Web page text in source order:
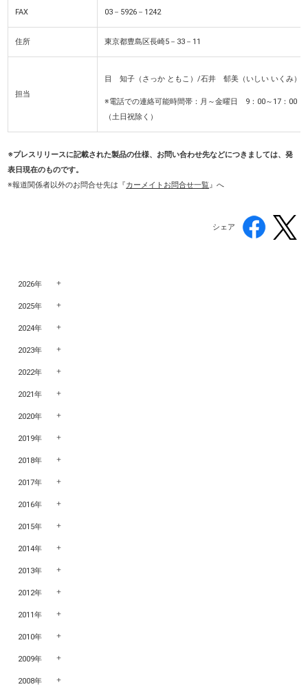
FAX 03－5926－1242
住所 東京都豊島区長崎5－33－11
担当
目 知子（さっか ともこ）/石井 郁美（いしい いくみ）
※電話での連絡可能時間帯：月～金曜日 9：00～17：00
（土日祝除く）
※プレスリリースに記載された製品の仕様、お問い合わせ先などにつきましては、発
表日現在のものです。
※報道関係者以外のお問合せ先は『カーメイトお問合せ一覧』へ
シェア
2026年
2025年
2024年
2023年
2022年
2021年
2020年
2019年
2018年
2017年
2016年
2015年
2014年
2013年
2012年
2011年
2010年
2009年
2008年